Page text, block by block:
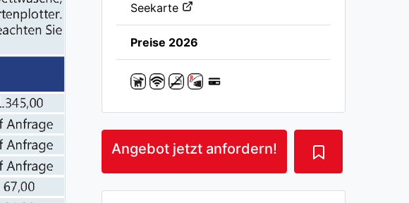
Seekarte
Preise 2026
Angebot jetzt anfordern!